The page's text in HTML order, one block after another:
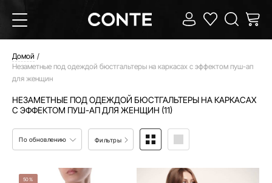
Домой
Незаметные под одеждой бюстгальтеры на каркасах с эффектом пуш-ап
для женщин
НЕЗАМЕТНЫЕ ПОД ОДЕЖДОЙ БЮСТГАЛЬТЕРЫ НА КАРКАСАХ
С ЭФФЕКТОМ ПУШ-АП ДЛЯ ЖЕНЩИН (11)
По обновлению Фильтры
50%